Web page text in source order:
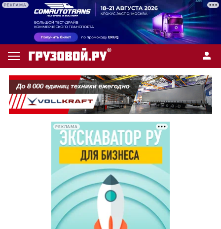
РЕКЛАМА
РЕКЛАМА